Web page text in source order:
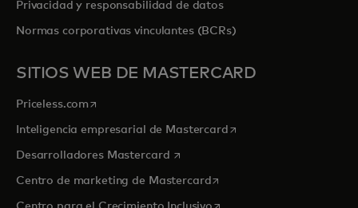
Privacidad y responsabilidad de datos
Normas corporativas vinculantes (BCRs)
SITIOS WEB DE MASTERCARD
Priceless.com se abre en una pestaña nueva
Inteligencia empresarial de Mastercardse abre en una pestaña
Desarrolladores Mastercard se abre en una pestaña nueva
Centro de marketing de Mastercardse abre en una pestaña
se abre en una pestaña